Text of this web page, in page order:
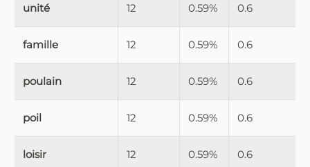
unité 12 0.59% 0.6
famille 12 0.59% 0.6
poulain 12 0.59% 0.6
poil 12 0.59% 0.6
loisir 12 0.59% 0.6